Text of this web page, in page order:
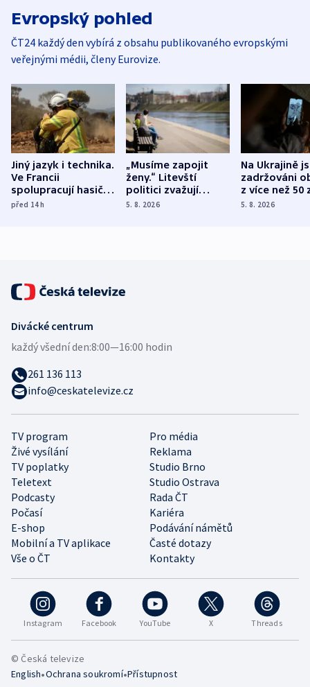
Evropský pohled
ČT24 každý den vybírá z obsahu publikovaného evropskými
veřejnými médii, členy Eurovize.
Jiný jazyk i technika.
Ve Francii
spolupracují hasiči z
různých zemí
před 14h
„Musíme zapojit
ženy.“ Litevští
politici zvažují
dohodu o
5. 8. 2026
Na Ukrajině
zadržováni
z více než 50
Bojovali na
5. 8. 2026
Instagram Facebook YouTube X Threads
TV program
Pro média
Živé vysílání
Reklama
TV poplatky
Studio Brno
Teletext
Studio Ostrava
Podcasty
Rada ČT
Počasí
Kariéra
E-shop
Podávání námětů
Mobilní a TV aplikace
Časté dotazy
Vše o ČT
Kontakty
Divácké centrum
každý všední den:8:00—16:00 hodin
261 136 113
info@ceskatelevize.cz
© Česká televize
English•Ochrana soukromí•Přístupnost